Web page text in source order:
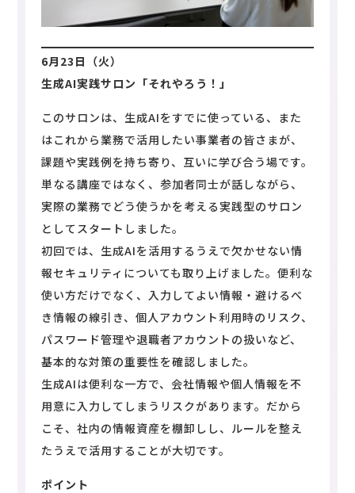
6月23日（火）
生成AI実践サロン「それやろう！」
このサロンは、生成AIをすでに使っている、また
はこれから業務で活用したい事業者の皆さまが、
課題や実践例を持ち寄り、互いに学び合う場です。
単なる講座ではなく、参加者同士が話しながら、
実際の業務でどう使うかを考える実践型のサロン
としてスタートしました。
初回では、生成AIを活用するうえで欠かせない情
報セキュリティについても取り上げました。便利な
使い方だけでなく、入力してよい情報・避けるべ
き情報の線引き、個人アカウント利用時のリスク、
パスワード管理や退職者アカウントの扱いなど、
基本的な対策の重要性を確認しました。
生成AIは便利な一方で、会社情報や個人情報を不
用意に入力してしまうリスクがあります。だから
こそ、社内の情報資産を棚卸しし、ルールを整え
たうえで活用することが大切です。
ポイント